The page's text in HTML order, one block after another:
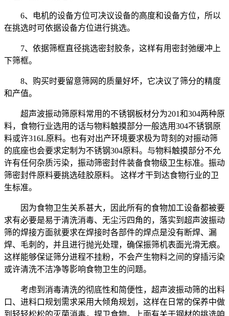
6、电机的设备方位可决议设备的高度和设备方位，所以
在挑选时可依据设备方位进行挑选。
7、依据筛框直径挑选密封胶条，这样有用密封弛缓冲上
下筛框。
8、购买时要留意筛网的质量好坏，它决议了筛分的精度
和产值。
超声波振动筛原料常用的不锈钢板材分为201和304两种原
料，食物行业选用的话与物料触摸部分一般选用304不锈钢原
料或许316L原料。也有对出产环境要求极为苛刻的对振动筛
的底座也会要求定制为不锈钢304原料。与物料触摸部分不允
许有任何杂质污染，振动筛密封件装备食物级卫生标准。振动
筛密封件原料要挑选硅胶原料。 这样才干到达食物行业的卫
生标准。
因为食物卫生关系甚大，因此所有的食物加工设备都被要
求有必要是易于清洗消毒、无尘污四角的，落实到超声波振动
筛的焊接方面就要求在焊接时各部件的焊点是没有断焊、漏
焊、毛刺的，并且进行抛光处理，确保振筛机表面光滑无痕。
这样能够保证筛分进程不挂粉，不会产生物料之间的穿插污染
或许清洗不洁净等影响食物卫生的问题。
考虑到消毒清洗的彻底性和简便性，超声波振动筛的出料
口、进料口规划需求采用大倾角规划，这样在日常的保养中做
到轻轻松松的灭菌消毒，捍卫食物。上面有关于钢材的挑选咱